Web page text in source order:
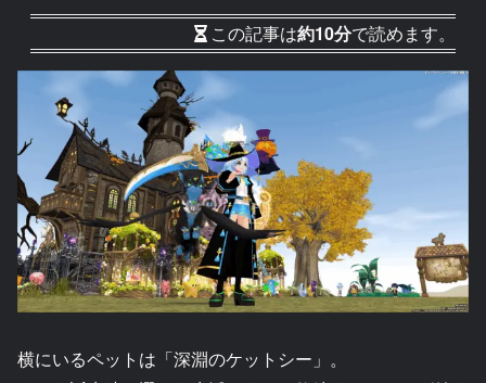
この記事は約10分で読めます。
横にいるペットは「深淵のケットシー」。